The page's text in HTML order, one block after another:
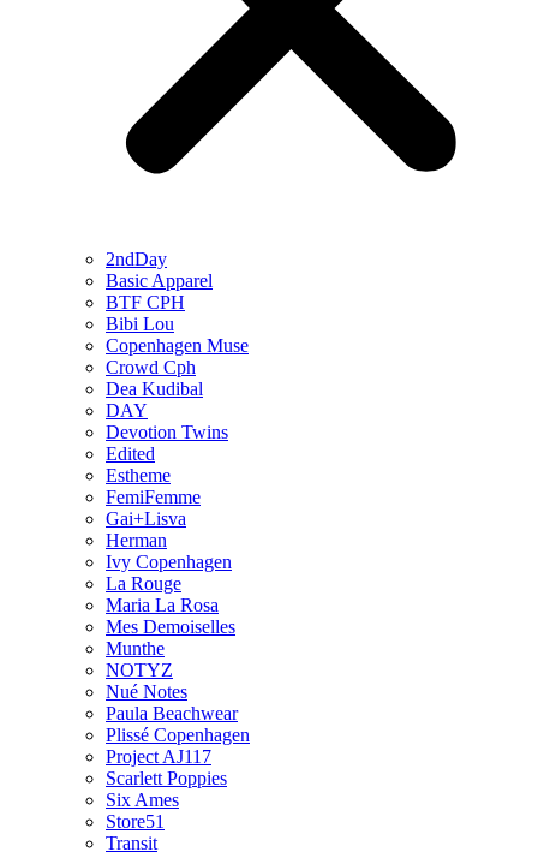
2ndDay
Basic Apparel
BTF CPH
Bibi Lou
Copenhagen Muse
Crowd Cph
Dea Kudibal
DAY
Devotion Twins
Edited
Estheme
FemiFemme
Gai+Lisva
Herman
Ivy Copenhagen
La Rouge
Maria La Rosa
Mes Demoiselles
Munthe
NOTYZ
Nué Notes
Paula Beachwear
Plissé Copenhagen
Project AJ117
Scarlett Poppies
Six Ames
Store51
Transit